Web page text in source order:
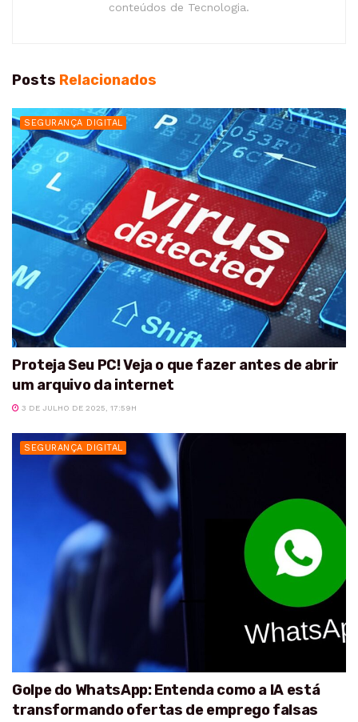
conteúdos de Tecnologia.
Posts Relacionados
SEGURANÇA DIGITAL
Proteja Seu PC! Veja o que fazer antes de abrir
um arquivo da internet
3 DE JULHO DE 2025, 17:59H
SEGURANÇA DIGITAL
Golpe do WhatsApp: Entenda como a IA está
transformando ofertas de emprego falsas